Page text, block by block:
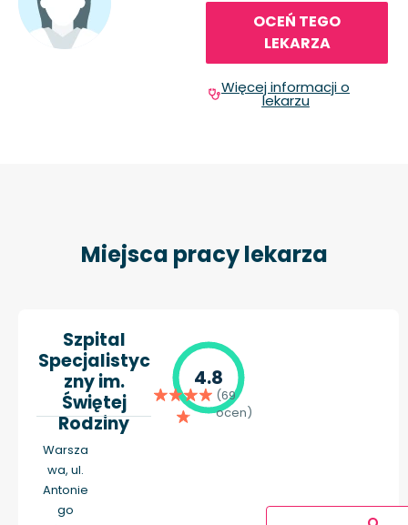
OCEŃ TEGO
LEKARZA
Więcej informacji o
lekarzu
Miejsca pracy lekarza
Szpital
Specjalistyc
zny im.
Świętej
Rodziny
Warsza
wa, ul.
Antonie
go
4.8
(69
ocen)